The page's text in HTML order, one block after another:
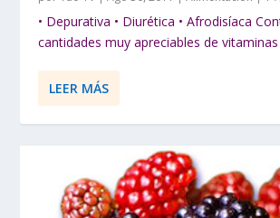
• Depurativa • Diurética • Afrodisíaca
cantidades muy apreciables de vitaminas
LEER MÁS